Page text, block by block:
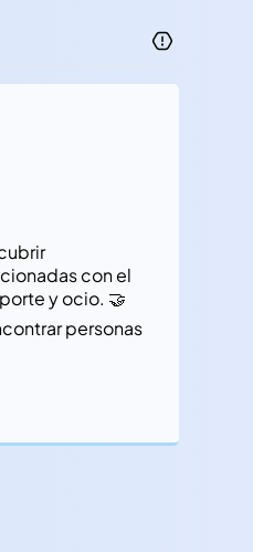
con el
y ocio. 🤝
personas